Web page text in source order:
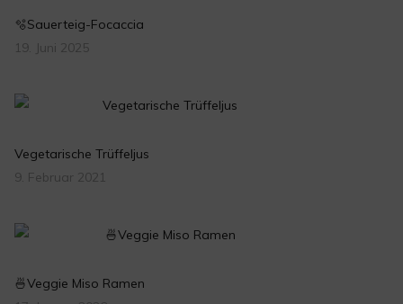
🫧Sauerteig-Focaccia
19. Juni 2025
Vegetarische Trüffeljus
9. Februar 2021
🍜Veggie Miso Ramen